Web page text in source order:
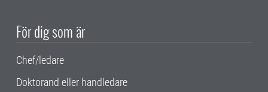
För dig som är
Chef/ledare
Doktorand eller handledare